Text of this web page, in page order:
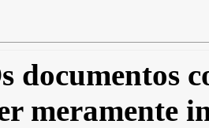
documentos
meramente